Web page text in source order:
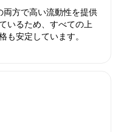
両方で高い流動性を提供
いるため、すべての上
も安定しています。